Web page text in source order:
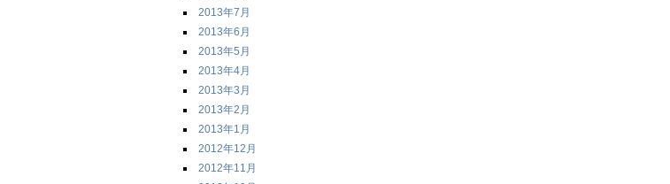
2013年7月
2013年6月
2013年5月
2013年4月
2013年3月
2013年2月
2013年1月
2012年12月
2012年11月